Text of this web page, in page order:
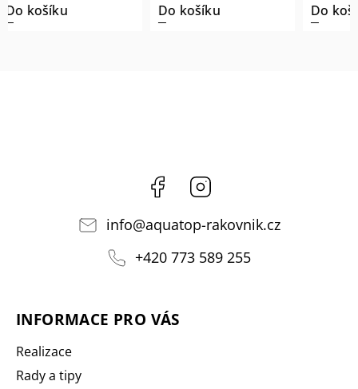
Do košíku Do košíku Do
Facebook
info@aquatop-rakovnik.cz
+420 773 589 255
INFORMACE PRO VÁS
Realizace
Rady a tipy